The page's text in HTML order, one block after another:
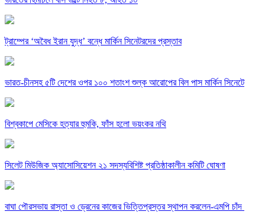
ট্রাম্পের ‘অবৈধ ইরান যুদ্ধ’ বন্ধে মার্কিন সিনেটরদের প্রস্তাব
ভারত-চীনসহ ৫টি দেশের ওপর ১০০ শতাংশ শুল্ক আরোপের বিল পাস মার্কিন সিনেটে
বিশ্বকাপে মেসিকে হত্যার হুমকি, ফাঁস হলো ভয়ংকর নথি
সিলেট মিউজিক অ্যাসোসিয়েশন ২১ সদস্যবিশিষ্ট প্রতিষ্ঠাকালীন কমিটি ঘোষণা
বাঘা পৌরসভায় রাস্তা ও ড্রেনের কাজের ভিত্তিপ্রস্তর স্থাপন করলেন-এমপি চাঁদ